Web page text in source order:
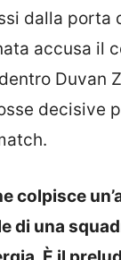
dalla porta
accusa il
Duvan
decisive
colpisce
di una